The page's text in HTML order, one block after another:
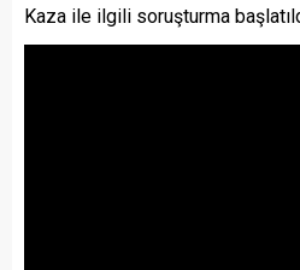
Kaza ile ilgili soruşturma